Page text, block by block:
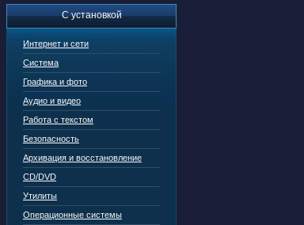
С установкой
Интернет и сети
Система
Графика и фото
Аудио и видео
Работа с текстом
Безопасность
Архивация и восстановление
CD/DVD
Утилиты
Операционные системы